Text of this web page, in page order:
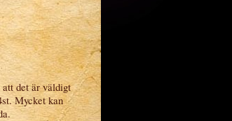
det är väldigt
Mycket kan